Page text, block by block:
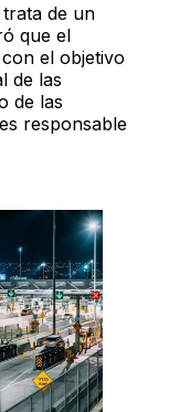
de un
que el
el objetivo
de las
de las
responsable